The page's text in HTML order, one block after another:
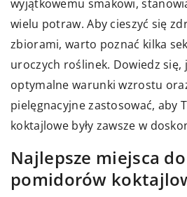
wyjątkowemu smakowi,
wielu potraw. Aby cieszyć się
zbiorami, warto poznać kilka
uroczych roślinek. Dowiedz się,
optymalne warunki wzrostu
pielęgnacyjne zastosować, aby
koktajlowe były zawsze w
Najlepsze miejsca
pomidorów